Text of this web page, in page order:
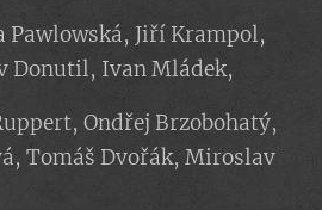
Pawlowská, Jiří Krampol,
Donutil, Ivan Mládek,
Ondřej Brzobohatý,
Tomáš Dvořák, Miroslav